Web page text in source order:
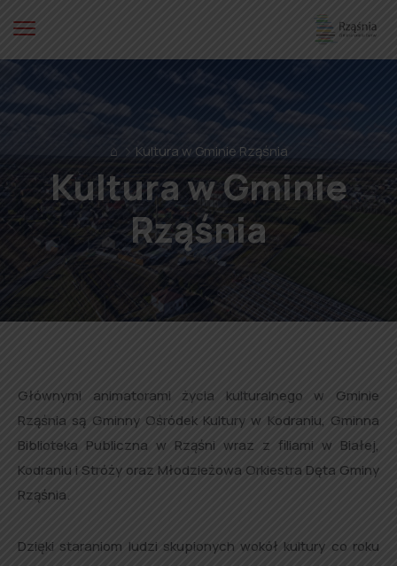
⌂ Kultura w Gminie Rząśnia
Kultura w Gminie
Rząśnia
Głównymi animatorami życia kulturalnego w Gminie
Rząśnia są Gminny Ośródek Kultury w Kodraniu, Gminna
Biblioteka Publiczna w Rząśni wraz z filiami w Białej,
Kodraniu i Stróży oraz Młodzieżowa Orkiestra Dęta Gminy
Rząśnia.
Dzięki staraniom ludzi skupionych wokół kultury co roku